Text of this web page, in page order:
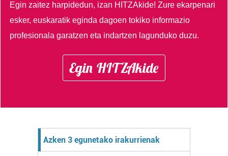
Egin zaitez harpidedun, izan HITZAkide!Zure ekarpenari
esker, euskaratik eginda dagoen tokiko informazio
profesionala garatzen eta indartzen lagunduko duzu.
Egin HITZAkide
Azken 3 egunetako irakurrienak